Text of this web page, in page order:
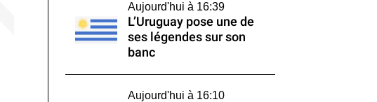
Aujourd'hui à 16:39
L’Uruguay pose une de
ses légendes sur son
banc
Aujourd'hui à 16:10